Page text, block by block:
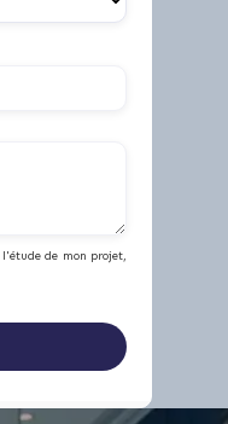
de mon projet,